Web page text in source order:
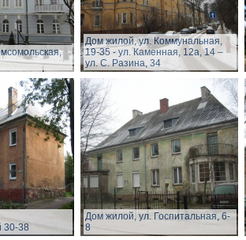
Дом жилой, ул. Коммунальная,
19-35 - ул. Каменная, 12а, 14 –
ул. С. Разина, 34
30-38
Дом жилой, ул. Госпитальная, 6-
8